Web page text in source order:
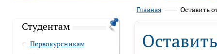
Студентам
Первокурсникам
Главная Оставить